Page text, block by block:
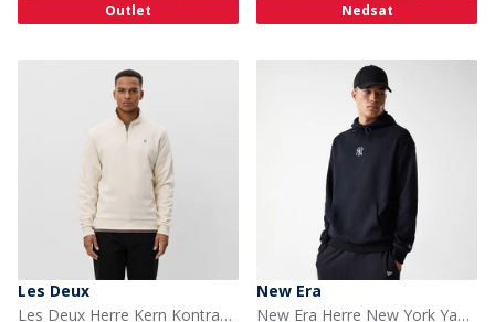
Outlet Nedsat
Les Deux
Les Deux Herre Kern Kontrast Quarter Zip Sweatshirt Ivory
New Era
New Era Herre New York Yankees Hættetrøje Sort